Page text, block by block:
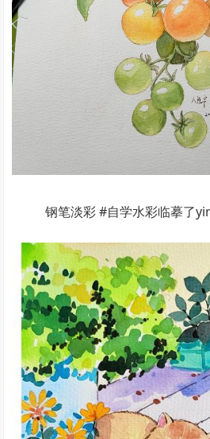
钢笔淡彩 #自学水彩临摹了